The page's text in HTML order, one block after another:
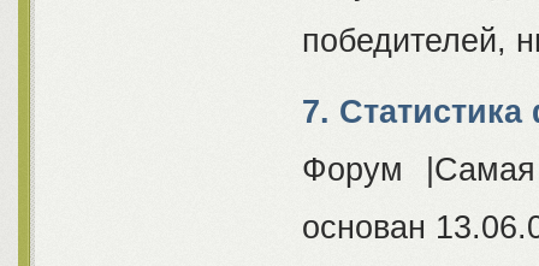
победителей,
7.
Форум |Самая
основан